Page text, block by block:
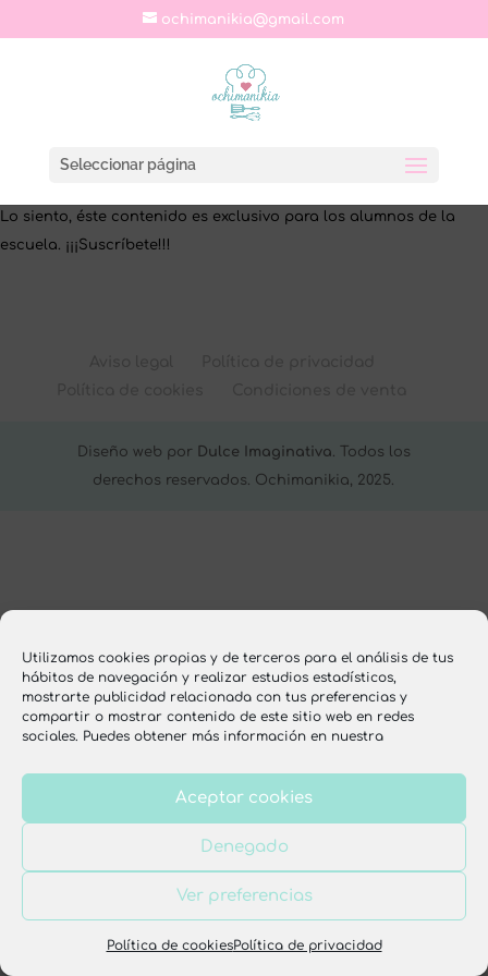
Utilizamos cookies propias y de terceros para el análisis de tus
hábitos de navegación y realizar estudios estadísticos,
mostrarte publicidad relacionada con tus preferencias y
compartir o mostrar contenido de este sitio web en redes
sociales. Puedes obtener más información en nuestra
Aceptar cookies
Denegado
Ver preferencias
Política de cookiesPolítica de privacidad
ochimanikia@gmail.com
Seleccionar página
Lo siento, éste contenido es exclusivo para los alumnos de la
escuela. ¡¡¡Suscríbete!!!
Diseño web por Dulce Imaginativa. Todos los
derechos reservados. Ochimanikia, 2025.